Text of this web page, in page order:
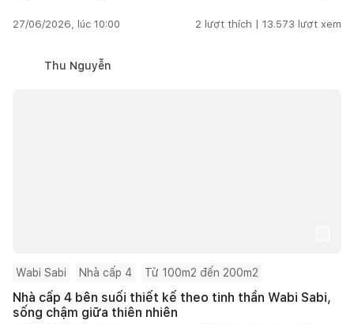
27/06/2026, lúc 10:00 2 lượt thích | 13.573 lượt xem
Thu Nguyễn
Wabi Sabi Nhà cấp 4 Từ 100m2 đến 200m2
Nhà cấp 4 bên suối thiết kế theo tinh thần Wabi Sabi,
sống chậm giữa thiên nhiên